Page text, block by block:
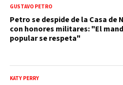
GUSTAVO PETRO
Petro se despide de la Casa de
con honores militares: "El
popular se respeta"
KATY PERRY